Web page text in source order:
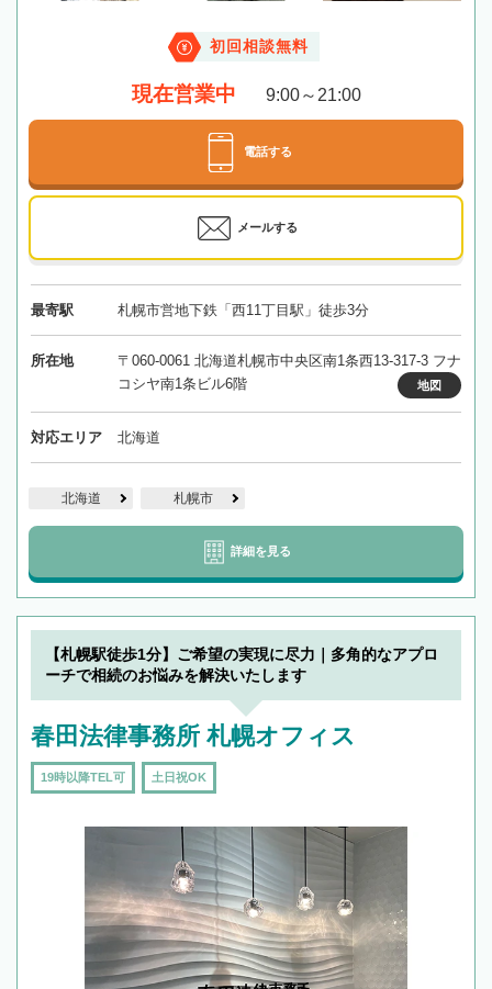
初回相談無料
現在営業中 9:00～21:00
電話する
メールする
最寄駅 札幌市営地下鉄「西11丁目駅」徒歩3分
所在地
〒060-0061 北海道札幌市中央区南1条西13-317-3 フナ
コシヤ南1条ビル6階
地図
対応エリア 北海道
北海道 札幌市
詳細を見る
【札幌駅徒歩1分】ご希望の実現に尽力｜多角的なアプロ
ーチで相続のお悩みを解決いたします
春田法律事務所 札幌オフィス
19時以降TEL可 土日祝OK